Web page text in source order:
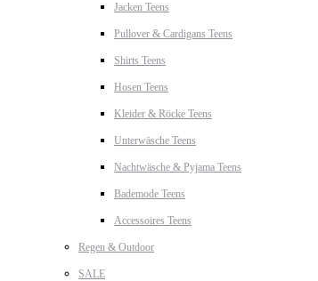
Jacken Teens
Pullover & Cardigans Teens
Shirts Teens
Hosen Teens
Kleider & Röcke Teens
Unterwäsche Teens
Nachtwäsche & Pyjama Teens
Bademode Teens
Accessoires Teens
Regen & Outdoor
SALE